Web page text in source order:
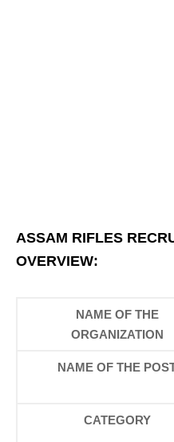
ASSAM RIFLES
OVERVIEW:
NAME OF THE
ORGANIZATION
NAME OF THE
CATEGORY